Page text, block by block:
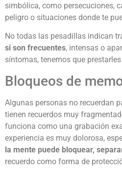
simbólica, como persecuciones,
peligro o situaciones donde te
No todas las pesadillas indican
si son frecuentes, intensas o
síntomas, tenemos que
Bloqueos de
Algunas personas no recuerdan
tienen recuerdos muy
funciona como una grabación
experiencia es muy dolorosa,
la mente puede bloquear,
recuerdo como forma de